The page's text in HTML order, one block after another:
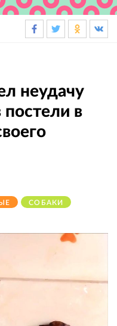
неудачу
постели в
СОБАКИ